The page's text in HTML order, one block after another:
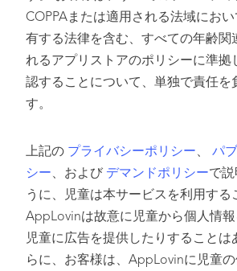
COPPAまたは適用される法域にお
有する法律を含む、すべての年齢関
れるアプリストアのポリシーに準拠
認することについて、単独で責任を
す。
上記の プライバシーポリシー、 パ
シー、および デマンドポリシーで
うに、児童は本サービスを利用する
AppLovinは故意に児童から個人情報
児童に広告を提供したりすることは
らに、お客様は、AppLovinに児童